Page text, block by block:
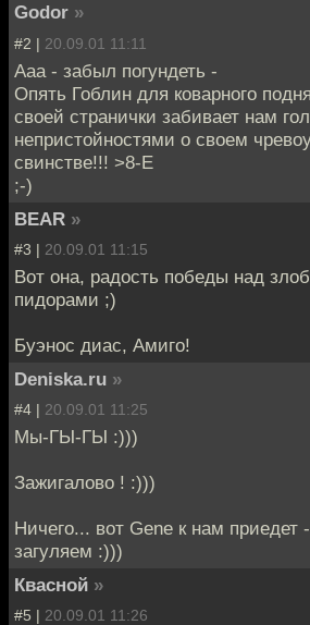
Godor »
#2 | 20.09.01 11:11
Ааа - забыл погундеть -
Опять Гоблин для коварного
своей странички забивает нам
непристойностями о своем
свинстве!!! >8-Е
;-)
BEAR »
#3 | 20.09.01 11:15
Вот она, радость победы над
пидорами ;)
Буэнос диас, Амиго!
Deniska.ru »
#4 | 20.09.01 11:25
Мы-ГЫ-ГЫ :)))
Зажигалово ! :)))
Ничего... вот Gene к нам приедет
загуляем :)))
Квасной »
#5 | 20.09.01 11:26